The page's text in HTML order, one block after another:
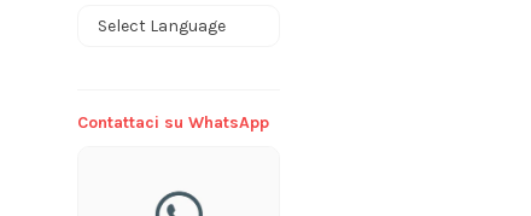
Contattaci su WhatsApp